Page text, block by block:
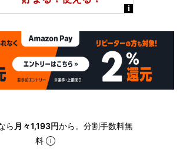
ら 月々1,193円から。分割手数料無
料